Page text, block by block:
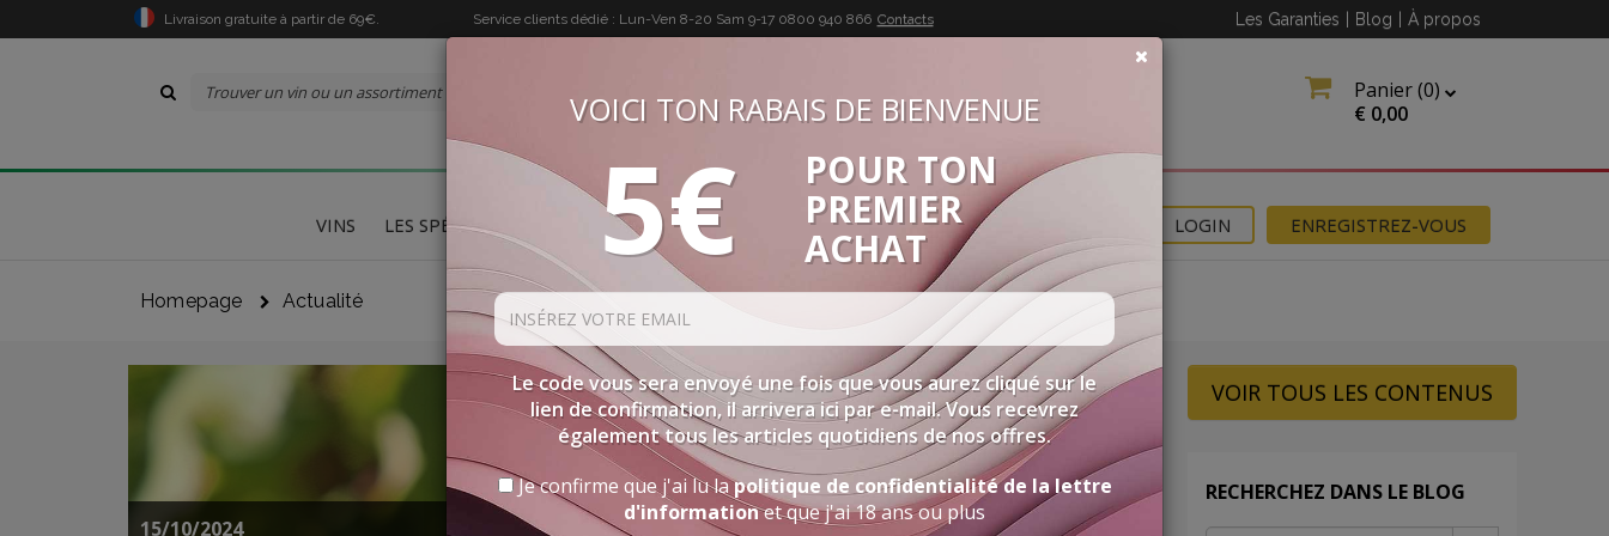
Livraison gratuite à partir de 69€. Service clients dédié : Lun-Ven 8-20 Sam 9-170800 940 866 Contacts Les Garanties Blog À propos
Panier (0)
€ 0,00
BUON VINO, BUONA VITA
VINS LES SPÉCIALITÉS SÉLECTIONS SPIRITUEUX ACCESSOIRES PROMOTIONS ENREGISTREZ-VOUS
LOGIN
Homepage Actualité
15/10/2024
VOIR TOUS LES CONTENUS
RECHERCHEZ DANS LE BLOG
VOICI TON RABAIS DE BIENVENUE
5€
POUR TON
PREMIER
ACHAT
Le code vous sera envoyé une fois que vous aurez cliqué sur le
lien de confirmation, il arrivera ici par e-mail. Vous recevrez
également tous les articles quotidiens de nos offres.
Je confirme que j'ai lu lapolitique de confidentialité de la lettre
d'informationet que j'ai 18 ans ou plus